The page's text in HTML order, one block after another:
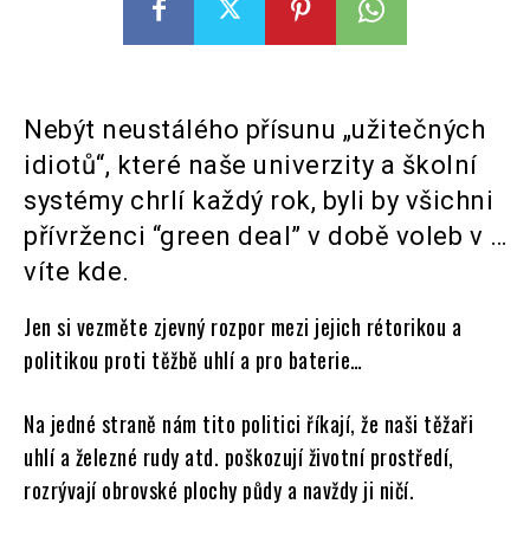
Nebýt neustálého přísunu „užitečných
idiotů“, které naše univerzity a školní
systémy chrlí každý rok, byli by všichni
přívrženci “green deal” v době voleb v …
víte kde.
Jen si vezměte zjevný rozpor mezi jejich rétorikou a
politikou proti těžbě uhlí a pro baterie…
Na jedné straně nám tito politici říkají, že naši těžaři
uhlí a železné rudy atd. poškozují životní prostředí,
rozrývají obrovské plochy půdy a navždy ji ničí.